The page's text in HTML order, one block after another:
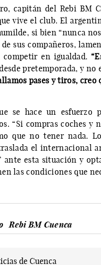
capitán del Rebi BM
vive el club. El
si bien “nunca
de sus compañeros,
competir en igualdad.
pretemporada, y
pases y tiros, creo
se hace un esfuerzo
“Si compras coches y
que no tener nada.
el internacional
ante esta situación y
las condiciones que
Rebi BM Cuenca